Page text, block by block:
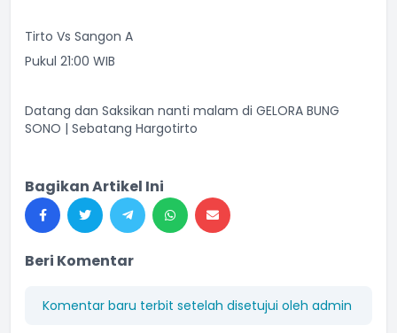
Tirto Vs Sangon A
Pukul 21:00 WIB
Datang dan Saksikan nanti malam di GELORA BUNG
SONO | Sebatang Hargotirto
Bagikan Artikel Ini
Beri Komentar
Komentar baru terbit setelah disetujui oleh admin